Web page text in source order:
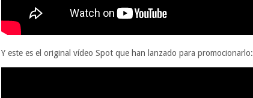
Y este es el original vídeo Spot que han lanzado para promocionarlo: